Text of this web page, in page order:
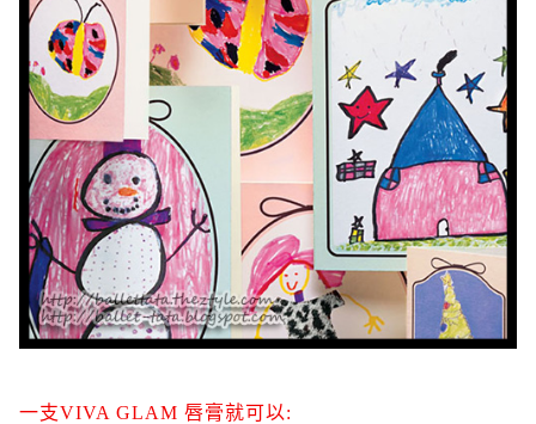
一支VIVA GLAM 唇膏就可以: